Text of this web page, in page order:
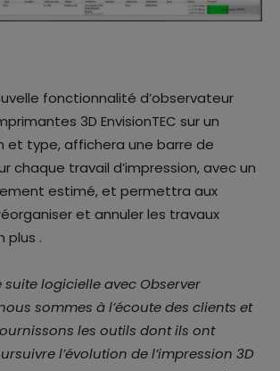
fonctionnalité d’observateur
3D EnvisionTEC sur un
et type, affichera une barre de
chaque travail d’impression, avec un
estimé, et permettra aux
et annuler les travaux
plus .
suite logicielle avec Observer
sommes à l’écoute des clients et
les outils dont ils ont
l’évolution de l’impression 3D